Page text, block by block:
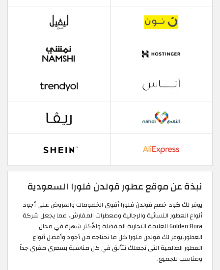
نبذة عن موقع عطور قولدن فلورا السعودية
يوفر لك كود خصم قولدن فلورا أقوى الخصومات والعروض على أجود
أنواع العطور النسائية والرجالية ومعطرات المفارش، مما يجعل شركة
Golden Flora العلامة التجارية المفضلة والأكثر شهرة في مجال
العطور،يوفر لك قولدن فلورا كل ما تحتاجه من أجود وأفضل أنواع
العطور العالمية التي تجعلك تتألق في كل مناسبة بسعري مغري جداً
ومناسب للجميع.